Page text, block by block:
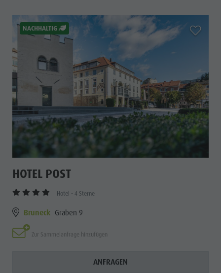
NACHHALTIG
HOTEL POST
Hotel - 4 Sterne
Bruneck Graben 9
Zur Sammelanfrage hinzufügen
ANFRAGEN